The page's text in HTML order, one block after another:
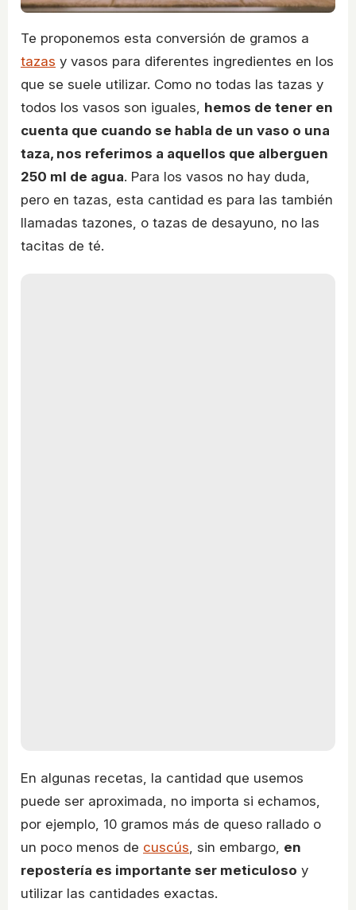
Te proponemos esta conversión de gramos a
tazas y vasos para diferentes ingredientes en los
que se suele utilizar. Como no todas las tazas y
todos los vasos son iguales, hemos de tener en
cuenta que cuando se habla de un vaso o una
taza, nos referimos a aquellos que alberguen
250 ml de agua. Para los vasos no hay duda,
pero en tazas, esta cantidad es para las también
llamadas tazones, o tazas de desayuno, no las
tacitas de té.
En algunas recetas, la cantidad que usemos
puede ser aproximada, no importa si echamos,
por ejemplo, 10 gramos más de queso rallado o
un poco menos de cuscús , sin embargo, en
repostería es importante ser meticuloso y
utilizar las cantidades exactas.